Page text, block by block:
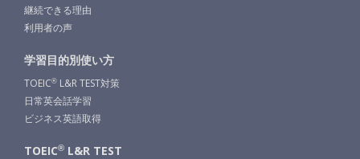
継続できる理由
利用者の声
学習目的別使い方
TOEIC® L&R TEST対策
日常英会話学習
ビジネス英語取得
TOEIC® L&R TEST